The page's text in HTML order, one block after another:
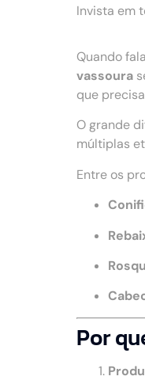
Invista em
Quando
vassoura
que
O grande
múltiplas
Entre os
Por